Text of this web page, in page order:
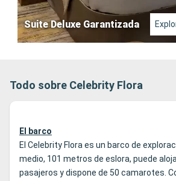
Suite Deluxe Garantizada
Todo sobre Celebrity Flora
El barco
El Celebrity Flora es un barco de
medio, 101 metros de eslora, puede
pasajeros y dispone de 50 camarotes.